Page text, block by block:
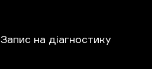
Запис на діагностику